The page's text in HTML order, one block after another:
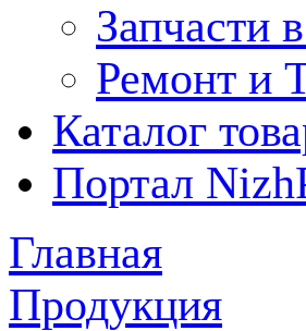
Запчасти
Ремонт и
Каталог
Портал
Главная
Продукция